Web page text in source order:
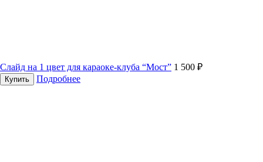
Слайд на 1 цвет для караоке-клуба “Мост” 1 500 ₽
Купить Подробнее